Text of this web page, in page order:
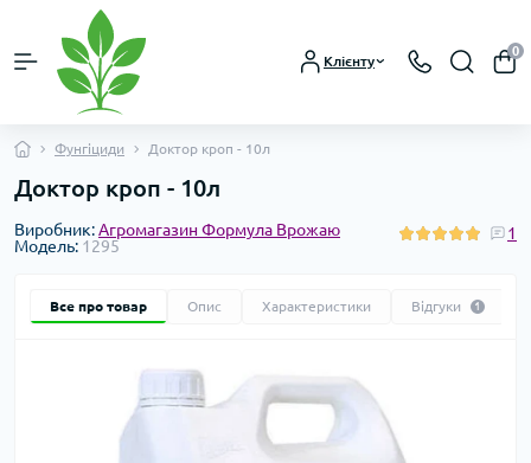
Клієнту
0
Фунгіциди Доктор кроп - 10л
Доктор кроп - 10л
Виробник:Агромагазин Формула Врожаю
Модель: 1295
1
Все про товар Опис Характеристики Відгуки 1